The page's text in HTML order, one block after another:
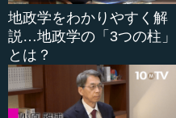
地政学をわかりやすく解
説…地政学の「3つの柱」
とは？